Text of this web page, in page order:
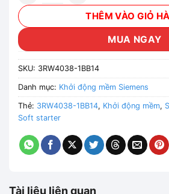
THÊM VÀO GIỎ
MUA NGAY
SKU: 3RW4038-1BB14
Danh mục: Khởi động mềm Siemens
Thẻ: 3RW4038-1BB14, Khởi động mềm,
Soft starter
Tài liệu liên quan